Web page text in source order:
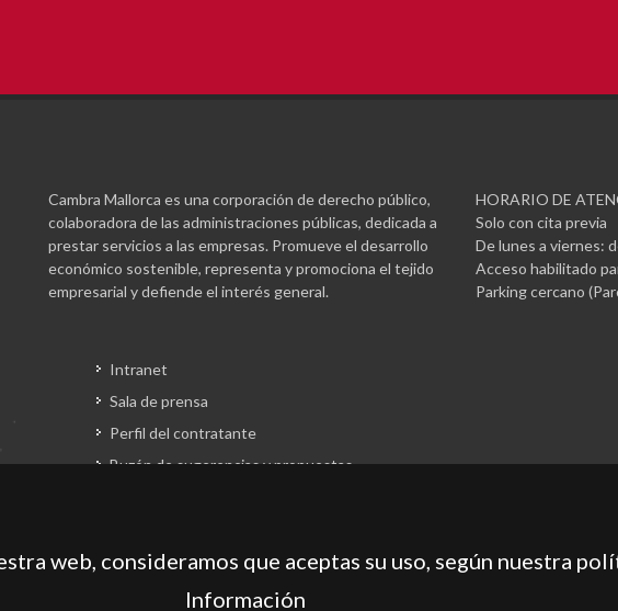
Cambra Mallorca es una corporación de derecho público,
colaboradora de las administraciones públicas, dedicada a
prestar servicios a las empresas. Promueve el desarrollo
económico sostenible, representa y promociona el tejido
empresarial y defiende el interés general.
Intranet
Sala de prensa
Perfil del contratante
Buzón de sugerencias y propuestas
HORARIO DE
Solo con cita previa
De lunes a viernes:
Acceso habilitado
Parking cercano
web, consideramos que aceptas su uso, según nuestra
Información